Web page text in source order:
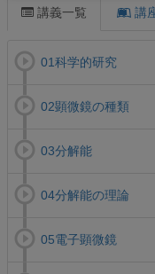
講義一覧 講
01科学的研究
02顕微鏡の種類
03分解能
04分解能の理論
05電子顕微鏡